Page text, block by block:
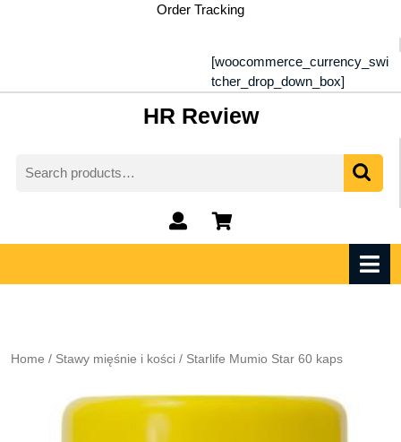
Order Tracking
[woocommerce_currency_swi
tcher_drop_down_box]
HR Review
for:
My
Account
shopping
cart
Home / Stawy mięśnie i kości / Starlife Mumio Star 60 kaps